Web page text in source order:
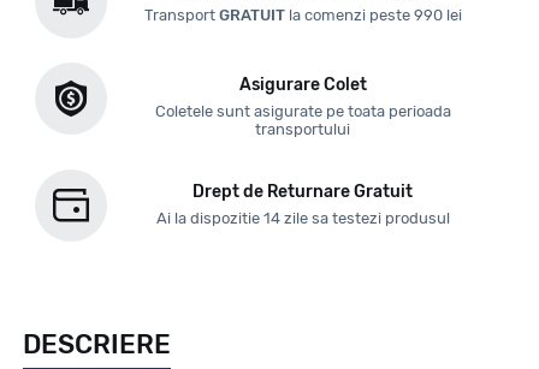
Transport GRATUITla comenzi peste 990 lei
Asigurare Colet
Coletele sunt asigurate pe toata perioada
transportului
Drept de Returnare Gratuit
Ai la dispozitie 14 zile sa testezi produsul
DESCRIERE